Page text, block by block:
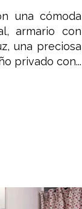
una cómoda
armario con
una preciosa
privado con...